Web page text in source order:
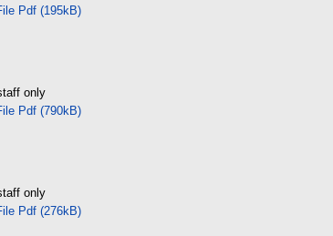
Pdf (195kB)
only
Pdf (790kB)
only
Pdf (276kB)